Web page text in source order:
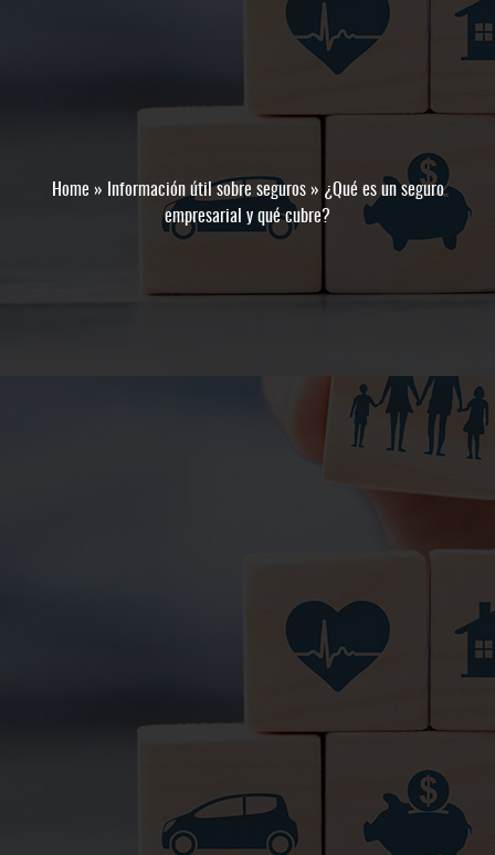
Home » Información útil sobre seguros» ¿Qué es un seguro
empresarial y qué cubre?